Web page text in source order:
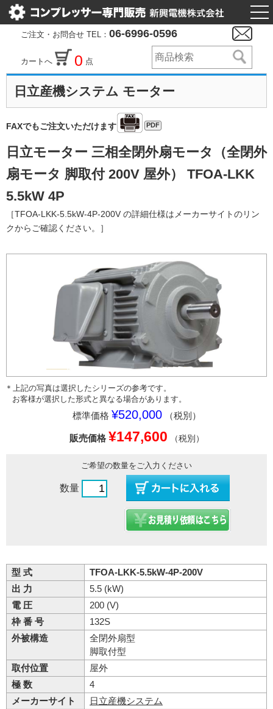
ご注文・お問合せ TEL： 06-6996-0596
カートへ 0 点
日立産機システム モーター
FAXでもご注文いただけます PDF
日立モーター 三相全閉外扇モータ（全閉外
扇モータ 脚取付 200V 屋外） TFOA-LKK
5.5kW 4P
［TFOA-LKK-5.5kW-4P-200V の詳細仕様はメーカーサイトのリン
クからご確認ください。］
＊上記の写真は選択したシリーズの参考です。
お客様が選択した形式と異なる場合があります。
標準価格 ¥520,000 （税別）
販売価格 ¥147,600 （税別）
ご希望の数量をご入力ください
数量
型 式
TFOA-LKK-5.5kW-4P-200V
出 力
5.5 (kW)
電 圧
200 (V)
枠 番 号
132S
外被構造
全閉外扇型
脚取付型
取付位置
屋外
極 数
4
メーカーサイト
日立産機システム